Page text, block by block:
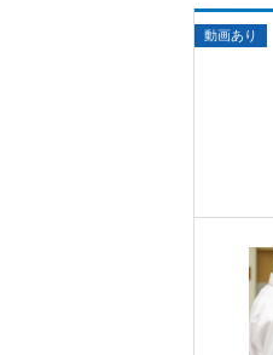
動画あり